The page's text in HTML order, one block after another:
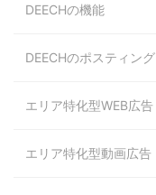
DEECHの機能
DEECHのポスティング
エリア特化型WEB広告
エリア特化型動画広告